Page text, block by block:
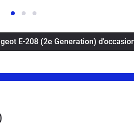
E-208 (2e Generation)